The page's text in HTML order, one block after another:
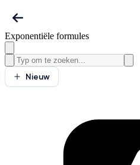
Exponentiële formules
Nieuw